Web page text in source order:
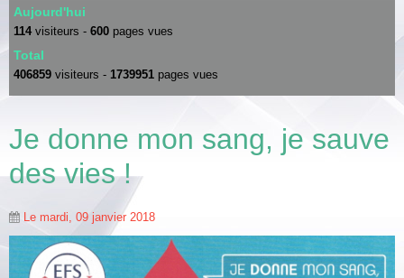
Aujourd'hui
114 visiteurs - 600 pages vues
Total
406859 visiteurs - 1739951 pages vues
Je donne mon sang, je sauve
des vies !
Le mardi, 09 janvier 2018